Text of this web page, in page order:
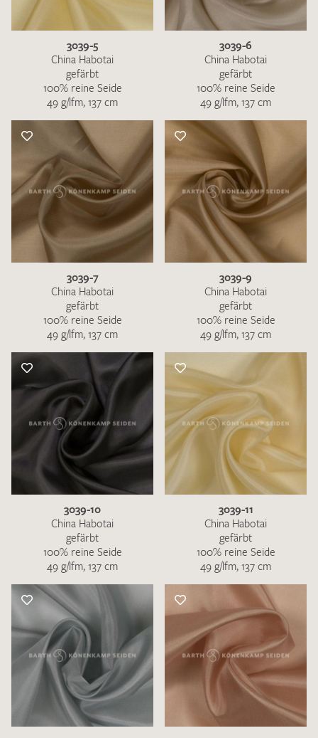
3039-5
China Habotai
gefärbt
100% reine Seide
49 g/lfm, 137 cm
3039-6
China Habotai
gefärbt
100% reine Seide
49 g/lfm, 137 cm
3039-7
China Habotai
gefärbt
100% reine Seide
49 g/lfm, 137 cm
3039-9
China Habotai
gefärbt
100% reine Seide
49 g/lfm, 137 cm
3039-10
China Habotai
gefärbt
100% reine Seide
49 g/lfm, 137 cm
3039-11
China Habotai
gefärbt
100% reine Seide
49 g/lfm, 137 cm